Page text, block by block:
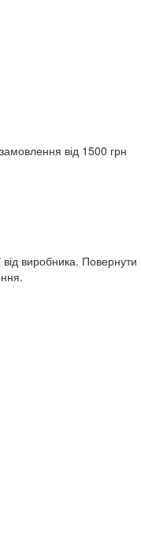
від 1500 грн
від виробника. Повернути